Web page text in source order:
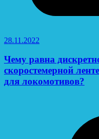
28.11.2022
Чему равна
скоростемерной
для локомотивов?